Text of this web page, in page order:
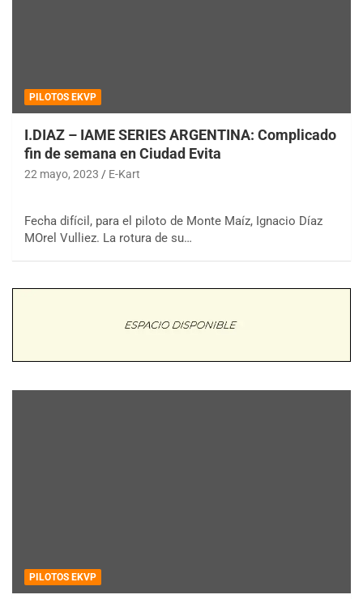
PILOTOS EKVP
I.DIAZ – IAME SERIES ARGENTINA: Complicado
fin de semana en Ciudad Evita
22 mayo, 2023 E-Kart
Fecha difícil, para el piloto de Monte Maíz, Ignacio Díaz
MOrel Vulliez. La rotura de su…
PILOTOS EKVP